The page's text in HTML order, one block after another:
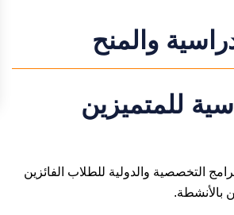
والمنح
للمتميزين
التخصصية والدولية للطلاب الفائزين
بالأنشطة.